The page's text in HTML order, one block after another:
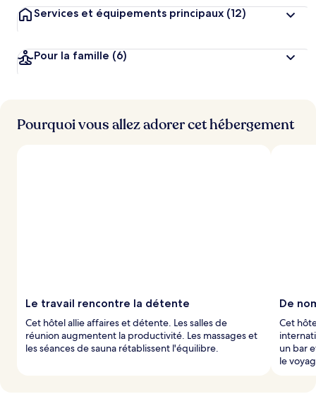
Services et équipements principaux (12)
Pour la famille (6)
Pourquoi vous allez adorer cet hébergement
Le travail rencontre la détente
Cet hôtel allie affaires et détente. Les salles de
réunion augmentent la productivité. Les massages et
les séances de sauna rétablissent l'équilibre.
De
Cet
un bar
le